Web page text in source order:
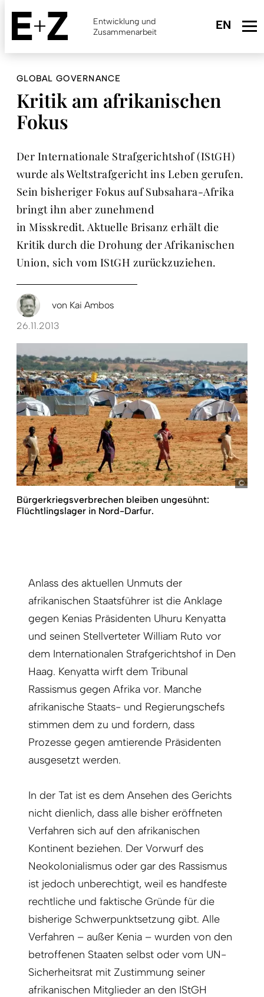
Skip
main
content
Entwicklung und
Zusammenarbeit
GLOBAL GOVERNANCE
Kritik am ­afrikanischen
Fokus
Der Internationale Strafgerichtshof (IStGH)
wurde als Weltstrafgericht ins Leben gerufen.
Sein bisheriger Fokus auf Subsahara-Afrika
bringt ihn aber zunehmend
in Misskredit. Aktuelle Brisanz erhält die
Kritik durch die Drohung der Afrika­nischen
Union, sich vom IStGH zurückzuziehen.
von Kai Ambos
26.11.2013
Bürgerkriegsver­brechen bleiben ­ungesühnt:
Flüchtlings­lager in Nord-Darfur.
Anlass des aktuellen Unmuts der
afrikanischen Staatsführer ist die Anklage
gegen Kenias Präsidenten Uhuru Kenyatta
und seinen Stellverteter William Ruto vor
dem Internationalen Strafgerichtshof in Den
Haag. Kenyatta wirft dem Tribunal
Rassismus gegen Afrika vor. Manche
afrikanische Staats- und Regierungschefs
stimmen dem zu und fordern, dass
Prozesse gegen amtierende Präsidenten
ausgesetzt werden.
In der Tat ist es dem Ansehen des Gerichts
nicht dienlich, dass alle bisher eröffneten
Verfahren sich auf den afrikanischen
Kontinent beziehen. Der Vorwurf des
Neokolonialismus oder gar des Rassismus
ist jedoch unberechtigt, weil es handfeste
rechtliche und faktische Gründe für die
bisherige Schwerpunktsetzung gibt. Alle
Verfahren – außer Kenia – wurden von den
betroffenen Staaten selbst oder vom UN-
Sicherheitsrat mit Zustimmung seiner
afrikanischen Mitglieder an den IStGH